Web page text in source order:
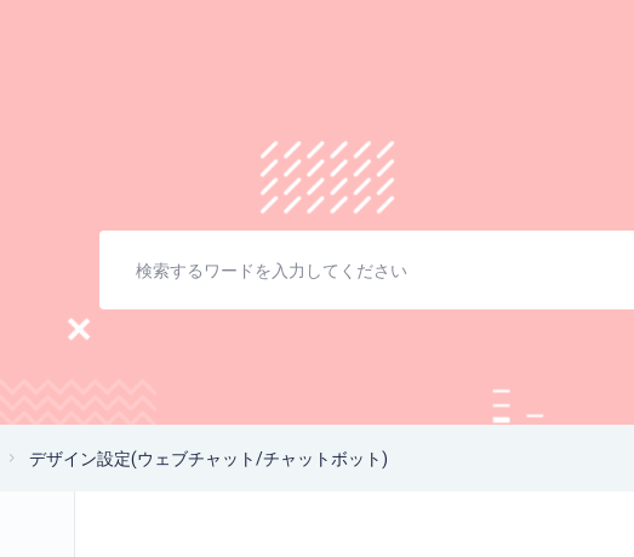
デザイン設定(ウェブチャット/チャットボット)